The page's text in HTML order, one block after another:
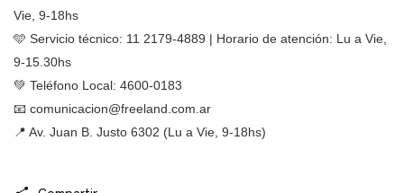
Vie, 9-18hs
🩵 Servicio técnico: 11 2179-4889 | Horario de atención: Lu a Vie,
9-15.30hs
💚 Teléfono Local: 4600-0183
📧 comunicacion@freeland.com.ar
📍 Av. Juan B. Justo 6302 (Lu a Vie, 9-18hs)